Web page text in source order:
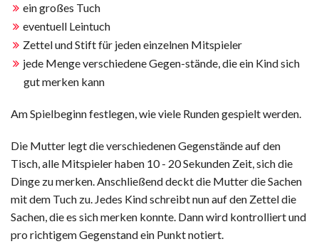
ein großes Tuch
eventuell Leintuch
Zettel und Stift für jeden einzelnen Mitspieler
jede Menge verschiedene Gegen-stände, die ein Kind sich
gut merken kann
Am Spielbeginn festlegen, wie viele Runden gespielt werden.
Die Mutter legt die verschiedenen Gegenstände auf den
Tisch, alle Mitspieler haben 10 - 20 Sekunden Zeit, sich die
Dinge zu merken. Anschließend deckt die Mutter die Sachen
mit dem Tuch zu. Jedes Kind schreibt nun auf den Zettel die
Sachen, die es sich merken konnte. Dann wird kontrolliert und
pro richtigem Gegenstand ein Punkt notiert.